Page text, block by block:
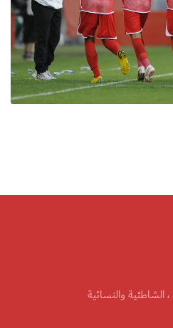
الشاطئية والنسائية